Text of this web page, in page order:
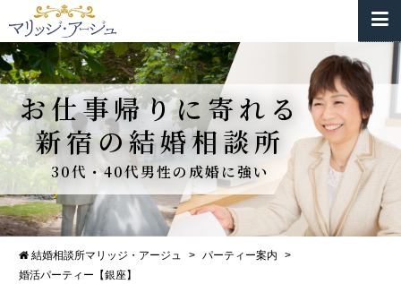
お仕事帰りに寄れる
新宿の結婚相談所
30代・40代男性の成婚に強い
結婚相談所マリッジ・アージュ > パーティー案内
>
婚活パーティー【銀座】